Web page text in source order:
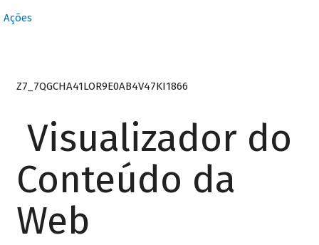
Ações
Z7_7QGCHA41LOR9E0AB4V47KI1866
Visualizador do
Conteúdo da
Web